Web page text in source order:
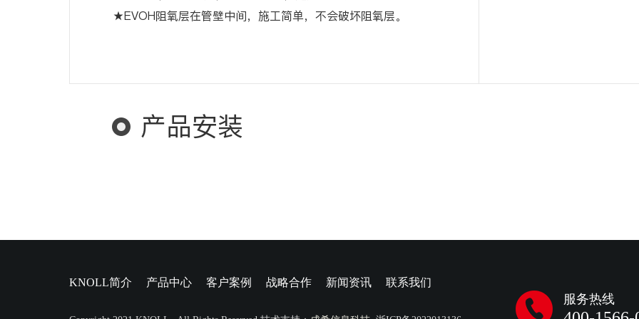
★EVOH阻氧层在管壁中间，施工简单，不会破坏阻氧层。
产品安装
KNOLL简介 产品中心 客户案例 战略合作 新闻资讯 联系我们
服务热线